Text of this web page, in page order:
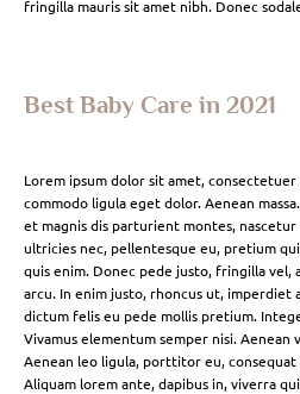
fringilla mauris sit amet nibh. Donec
Best Baby Care in 2021
Lorem ipsum dolor sit amet,
commodo ligula eget dolor. Aenean
et magnis dis parturient montes,
ultricies nec, pellentesque eu, pretium
quis enim. Donec pede justo, fringilla
arcu. In enim justo, rhoncus ut, imperdiet
dictum felis eu pede mollis pretium.
Vivamus elementum semper nisi.
Aenean leo ligula, porttitor eu,
Aliquam lorem ante, dapibus in, viverra